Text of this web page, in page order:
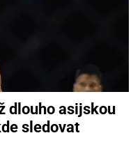
dlouho asijskou
sledovat